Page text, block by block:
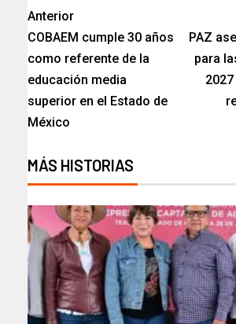
Anterior
COBAEM cumple 30 años
como referente de la
educación media
superior en el Estado de
México
PAZ
para
MÁS HISTORIAS